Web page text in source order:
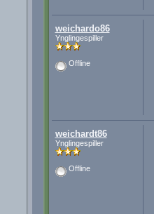
weichardo86
Ynglingespiller
Offline
weichardt86
Ynglingespiller
Offline